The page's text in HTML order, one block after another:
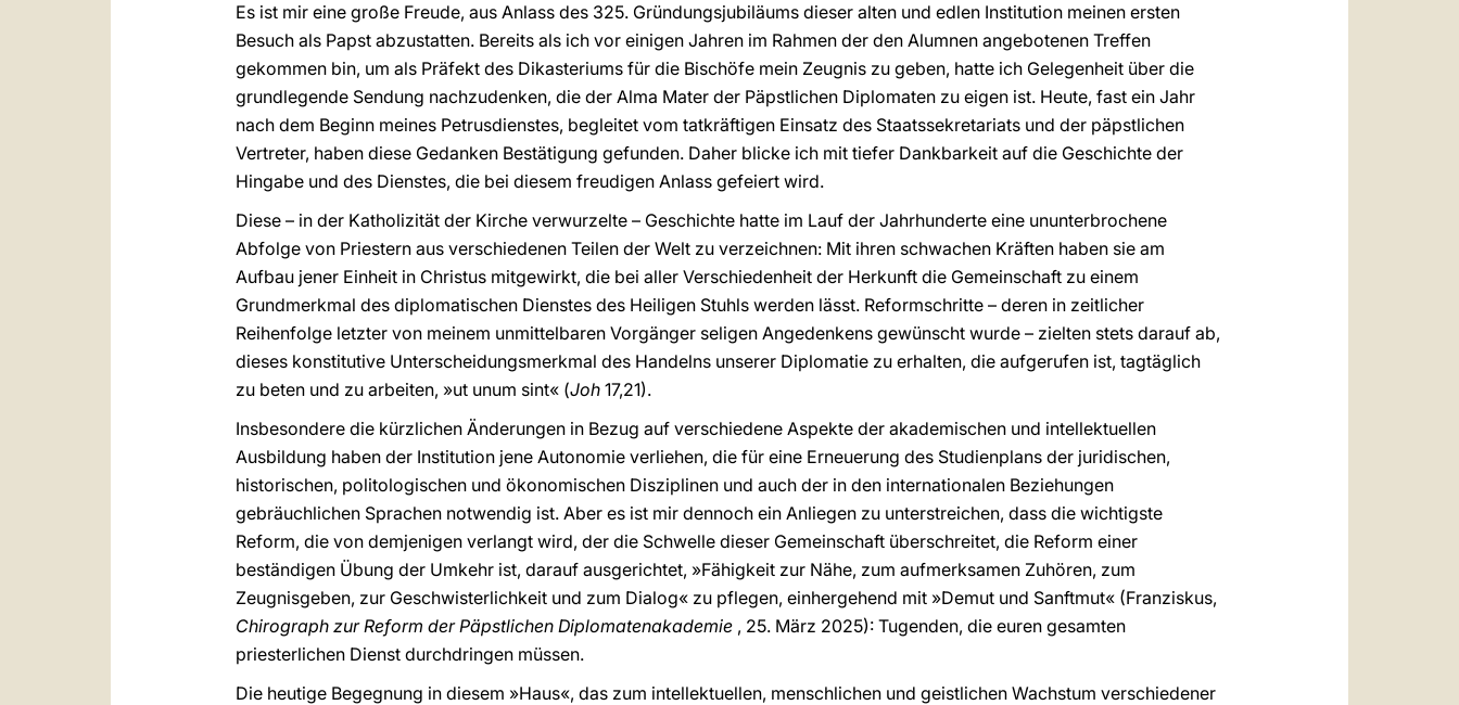
Es ist mir eine große Freude, aus Anlass des 325. Gründungsjubiläums dieser alten und edlen Institution meinen ersten
Besuch als Papst abzustatten. Bereits als ich vor einigen Jahren im Rahmen der den Alumnen angebotenen Treffen
gekommen bin, um als Präfekt des Dikasteriums für die Bischöfe mein Zeugnis zu geben, hatte ich Gelegenheit über die
grundlegende Sendung nachzudenken, die der Alma Mater der Päpstlichen Diplomaten zu eigen ist. Heute, fast ein Jahr
nach dem Beginn meines Petrusdienstes, begleitet vom tatkräftigen Einsatz des Staatssekretariats und der päpstlichen
Vertreter, haben diese Gedanken Bestätigung gefunden. Daher blicke ich mit tiefer Dankbarkeit auf die Geschichte der
Hingabe und des Dienstes, die bei diesem freudigen Anlass gefeiert wird.
Diese – in der Katholizität der Kirche verwurzelte – Geschichte hatte im Lauf der Jahrhunderte eine ununterbrochene
Abfolge von Priestern aus verschiedenen Teilen der Welt zu verzeichnen: Mit ihren schwachen Kräften haben sie am
Aufbau jener Einheit in Christus mitgewirkt, die bei aller Verschiedenheit der Herkunft die Gemeinschaft zu einem
Grundmerkmal des diplomatischen Dienstes des Heiligen Stuhls werden lässt. Reformschritte – deren in zeitlicher
Reihenfolge letzter von meinem unmittelbaren Vorgänger seligen Angedenkens gewünscht wurde – zielten stets darauf ab,
dieses konstitutive Unterscheidungsmerkmal des Handelns unserer Diplomatie zu erhalten, die aufgerufen ist, tagtäglich
zu beten und zu arbeiten, »ut unum sint« (Joh 17,21).
Insbesondere die kürzlichen Änderungen in Bezug auf verschiedene Aspekte der akademischen und intellektuellen
Ausbildung haben der Institution jene Autonomie verliehen, die für eine Erneuerung des Studienplans der juridischen,
historischen, politologischen und ökonomischen Disziplinen und auch der in den internationalen Beziehungen
gebräuchlichen Sprachen notwendig ist. Aber es ist mir dennoch ein Anliegen zu unterstreichen, dass die wichtigste
Reform, die von demjenigen verlangt wird, der die Schwelle dieser Gemeinschaft überschreitet, die Reform einer
beständigen Übung der Umkehr ist, darauf ausgerichtet, »Fähigkeit zur Nähe, zum aufmerksamen Zuhören, zum
Zeugnisgeben, zur Geschwisterlichkeit und zum Dialog« zu pflegen, einhergehend mit »Demut und Sanftmut« (Franziskus,
Chirograph zur Reform der Päpstlichen Diplomatenakademie , 25. März 2025): Tugenden, die euren gesamten
priesterlichen Dienst durchdringen müssen.
Die heutige Begegnung in diesem »Haus«, das zum intellektuellen, menschlichen und geistlichen Wachstum verschiedener